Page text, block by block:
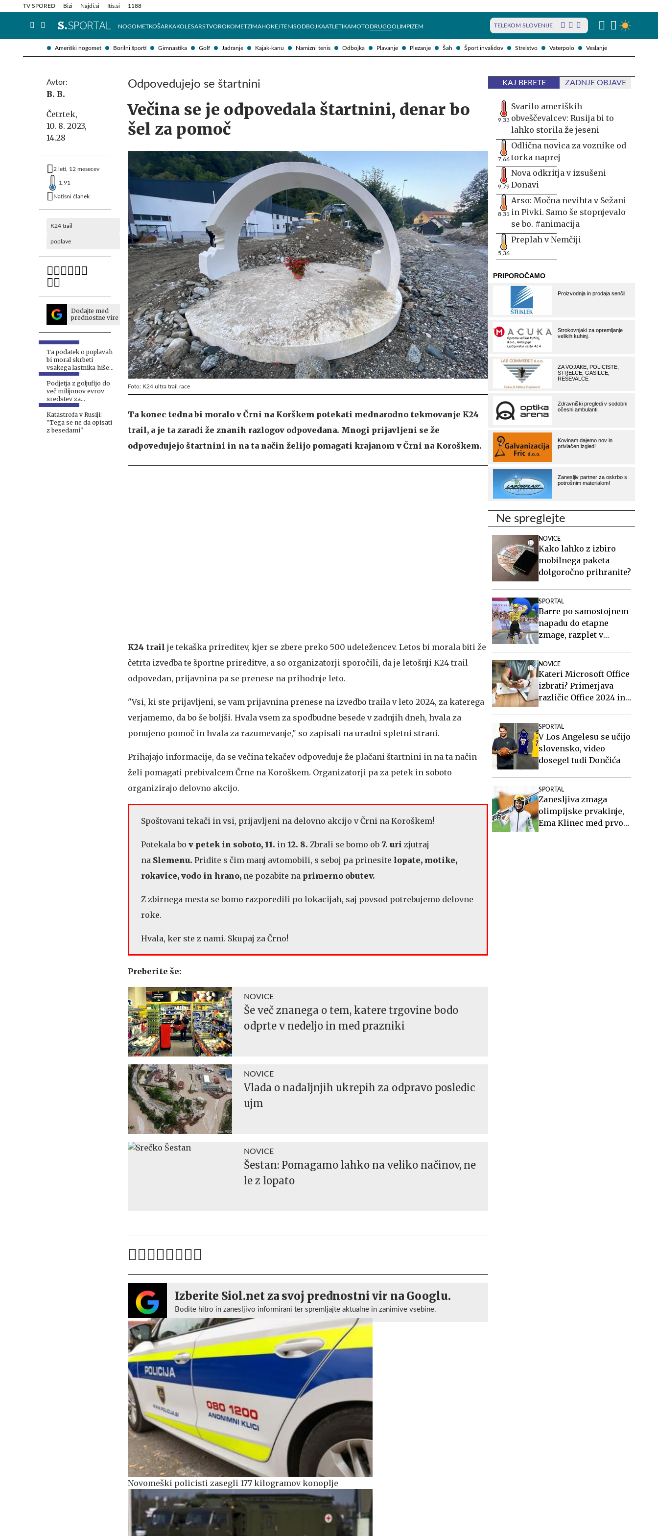
Ameriški nogomet Borilni športi Gimnastika Golf Jadranje Kajak-kanu Namizni tenis Odbojka Plavanje Plezanje Šah Šport invalidov Strelstvo Vaterpolo Veslanje
TV SPORED Bizi Najdi.si Itis.si 1188
NOGOMETKOŠARKAKOLESARSTVOROKOMETZIMAHOKEJTENISODBOJKAATLETIKAMOTODRUGOOLIMPIZEM TELEKOM SLOVENIJE
Info in obvestila Tehnik
Avtor:
B. B.
Četrtek,
10. 8. 2023,
14.28
2 leti, 12 mesecev
1,91
Natisni članek
K24 trail
poplave
Dodajte med
prednostne vire
Ta podatek o poplavah
bi moral skrbeti
vsakega lastnika hiše
#intervju
Podjetja z goljufijo do
več milijonov evrov
sredstev za
popoplavno obnovo
Katastrofa v Rusiji:
"Tega se ne da opisati
z besedami"
Odpovedujejo se štartnini
Večina se je odpovedala štartnini, denar bo
šel za pomoč
Foto: K24 ultra trail race
Ta konec tedna bi moralo v Črni na Korškem potekati mednarodno tekmovanje K24
trail, a je ta zaradi že znanih razlogov odpovedana. Mnogi prijavljeni se že
odpovedujejo štartnini in na ta način želijo pomagati krajanom v Črni na Koroškem.
K24 trail je tekaška prireditev, kjer se zbere preko 500 udeležencev. Letos bi morala biti že
četrta izvedba te športne prireditve, a so organizatorji sporočili, da je letošnji K24 trail
odpovedan, prijavnina pa se prenese na prihodnje leto.
"Vsi, ki ste prijavljeni, se vam prijavnina prenese na izvedbo traila v leto 2024, za katerega
verjamemo, da bo še boljši. Hvala vsem za spodbudne besede v zadnjih dneh, hvala za
ponujeno pomoč in hvala za razumevanje," so zapisali na uradni spletni strani.
Prihajajo informacije, da se večina tekačev odpoveduje že plačani štartnini in na ta način
želi pomagati prebivalcem Črne na Koroškem. Organizatorji pa za petek in soboto
organizirajo delovno akcijo.
Spoštovani tekači in vsi, prijavljeni na delovno akcijo v Črni na Koroškem!
Potekala bo v petek in soboto, 11. in 12. 8. Zbrali se bomo ob 7. uri zjutraj
na Slemenu. Pridite s čim manj avtomobili, s seboj pa prinesite lopate, motike,
rokavice, vodo in hrano, ne pozabite na primerno obutev.
Z zbirnega mesta se bomo razporedili po lokacijah, saj povsod potrebujemo delovne
roke.
Hvala, ker ste z nami. Skupaj za Črno!
Preberite še:
NOVICE
Še več znanega o tem, katere trgovine bodo
odprte v nedeljo in med prazniki
NOVICE
Vlada o nadaljnjih ukrepih za odpravo posledic
ujm
NOVICE
Šestan: Pomagamo lahko na veliko načinov, ne
le z lopato
Izberite Siol.net za svoj prednostni vir na Googlu.
Bodite hitro in zanesljivo informirani ter spremljajte aktualne in zanimive vsebine.
Novomeški policisti zasegli 177 kilogramov konoplje
KAJ BERETE ZADNJE OBJAVE
9,33
Svarilo ameriških
obveščevalcev: Rusija bi to
lahko storila že jeseni
7,66
Odlična novica za voznike od
torka naprej
9,79
Nova odkritja v izsušeni
Donavi
8,31
Arso: Močna nevihta v Sežani
in Pivki. Samo še stopnjevalo
se bo. #animacija
5,36
Preplah v Nemčiji
Ne spreglejte
NOVICE
Kako lahko z izbiro
mobilnega paketa
dolgoročno prihranite?
SPORTAL
Barre po samostojnem
napadu do etapne
zmage, razplet v
NOVICE
Kateri Microsoft Office
izbrati? Primerjava
različic Office 2024 in
SPORTAL
V Los Angelesu se učijo
slovensko, video
dosegel tudi Dončića
SPORTAL
Zanesljiva zmaga
olimpijske prvakinje,
Ema Klinec med prvo